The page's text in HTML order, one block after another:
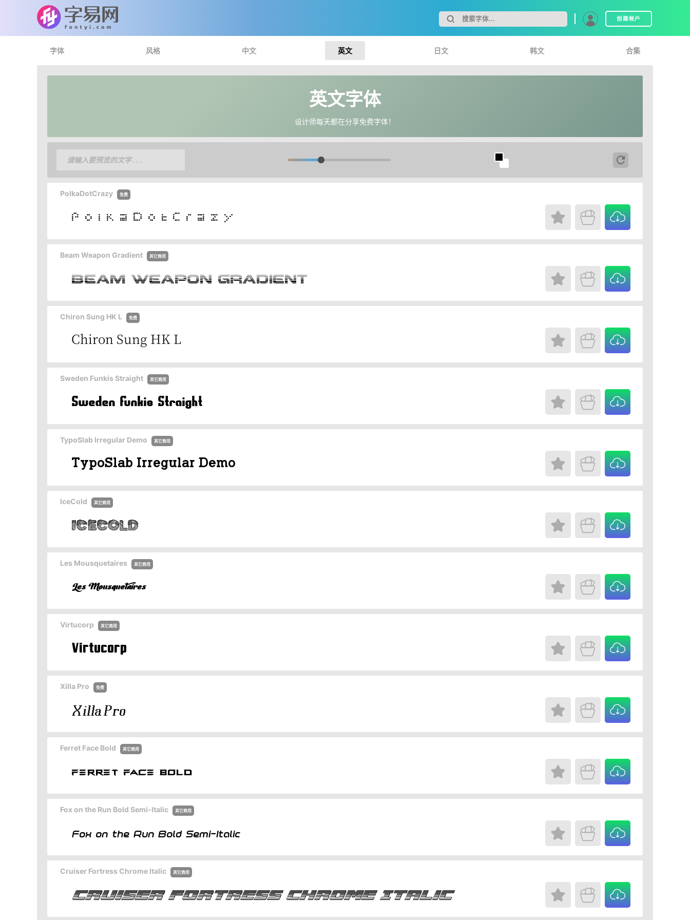
创建帐户
字体 风格 中文 英文 日文 韩文 合集
英文字体
设计师每天都在分享免费字体！
PolkaDotCrazy 免费
Beam Weapon Gradient 其它商用
Chiron Sung HK L 免费
Sweden Funkis Straight 其它商用
TypoSlab Irregular Demo 其它商用
IceCold 其它商用
Les Mousquetaires 其它商用
Virtucorp 其它商用
Xilla Pro 免费
Ferret Face Bold 其它商用
Fox on the Run Bold Semi-Italic 其它商用
Cruiser Fortress Chrome Italic 其它商用